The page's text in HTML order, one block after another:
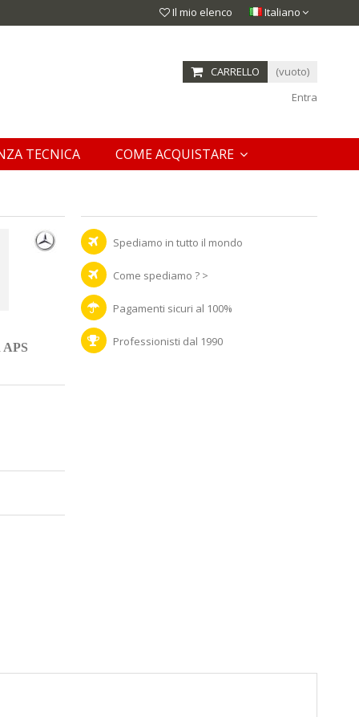
Italiano
Il mio elenco
CARRELLO
(vuoto)
Entra
TECNICA COME ACQUISTARE
APS
Spediamo in tutto il mondo
Come spediamo ? >
Pagamenti sicuri al 100%
Professionisti dal 1990